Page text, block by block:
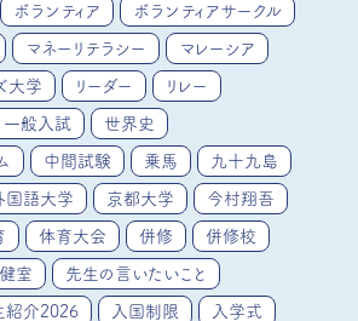
ボランティア ボランティアサークル
マネーリテラシー マレーシア
大学 リーダー リレー
一般入試 世界史
中間試験 乗馬 九十九島
国語大学 京都大学 今村翔吾
体育大会 併修 併修校
室 先生の言いたいこと
紹介2026 入国制限 入学式